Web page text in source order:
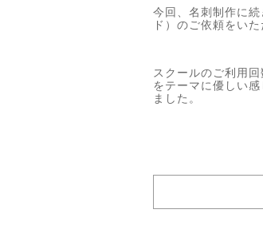
今回、名刺制作に
ド）のご依頼をいた
スクールのご利用
をテーマに優しい
ました。